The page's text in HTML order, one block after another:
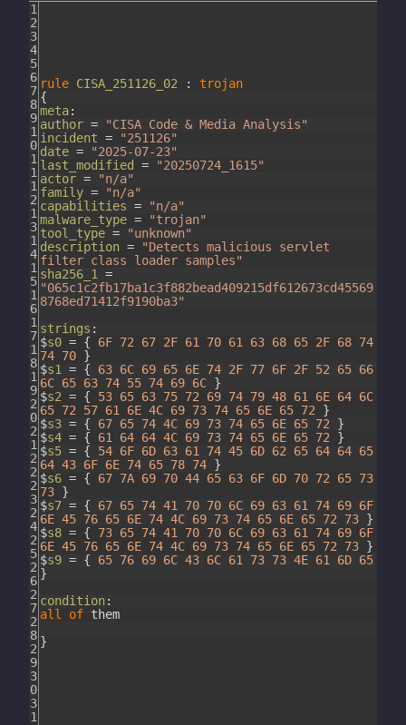
1
2
3
4
5
6
7
8
9
1
0
1
1
1
2
1
3
1
4
1
5
1
6
1
7
1
8
1
9
2
0
2
1
2
2
2
3
2
4
2
5
2
6
2
7
2
8
2
9
3
0
3
1
rule CISA_251126_02 :
trojan
{
meta:
author =
"CISA Code & Media Analysis"
incident =
"251126"
date =
"2025-07-23"
last_modified
=
"20250724_1615"
actor =
"n/a"
family =
"n/a"
capabilities =
"n/a"
malware_type =
"trojan"
tool_type =
"unknown"
description =
"Detects malicious servlet
filter class loader samples"
sha256_1
=
"065c1c2fb17ba1c3f882bead409215df612673cd45569
8768ed71412f9190ba3"
strings :
$s0 = { 6F 72 67 2F 61 70 61 63 68 65 2F 68 74
74 70 }
$s1 = { 63 6C 69 65 6E 74 2F 77 6F 2F 52 65 66
6C 65 63 74 55 74 69 6C }
$s2 = { 53 65 63 75 72 69 74 79 48 61 6E 64 6C
65 72 57 61 6E 4C 69 73 74 65 6E 65 72
}
$s3 = { 67 65 74 4C 69 73 74 65 6E 65 72
}
$s4 = { 61 64 64 4C 69 73 74 65 6E 65 72
}
$s5 = { 54 6F 6D 63 61 74 45 6D 62 65 64 64 65
64 43 6F 6E 74 65 78 74 }
$s6 = { 67 7A 69 70 44 65 63 6F 6D 70 72 65 73
73 }
$s7 = { 67 65 74 41 70 70 6C 69 63 61 74 69 6F
6E 45 76 65 6E 74 4C 69 73 74 65 6E 65 72 73 }
$s8 = { 73 65 74 41 70 70 6C 69 63 61 74 69 6F
6E 45 76 65 6E 74 4C 69 73 74 65 6E 65 72 73 }
$s9 = { 65 76 69 6C 43 6C 61 73 73 4E 61 6D 65
}
condition:
all of them
}